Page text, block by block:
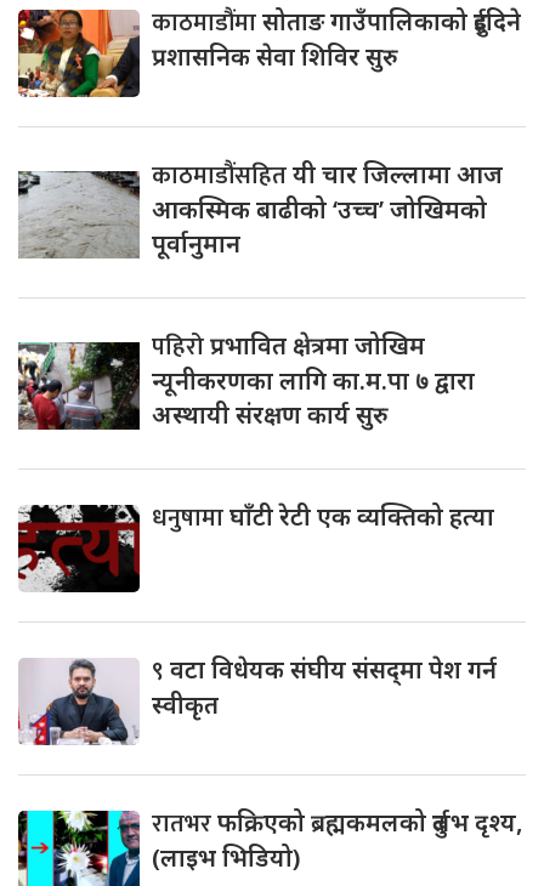
काठमाडौंमासोताङ गाउँपालिकाको दुईदिने
प्रशासनिक सेवा शिविर सुरु
काठमाडौंसहितयी चार जिल्लामा आज
आकस्मिक बाढीको ‘उच्च’ जोखिमको
पूर्वानुमान
पहिरोप्रभावित क्षेत्रमा जोखिम
न्यूनीकरणका लागि का.म.पा ७ द्वारा
अस्थायी संरक्षण कार्य सुरु
धनुषामाघाँटी रेटी एक व्यक्तिको हत्या
९ वटा विधेयक संघीय संसद्‌मा पेश गर्न
स्वीकृत
रातभरफक्रिएको ब्रह्मकमलको दुर्लभ दृश्य,
(लाइभ भिडियो)